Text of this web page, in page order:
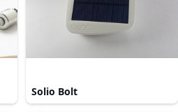
Solio Bolt